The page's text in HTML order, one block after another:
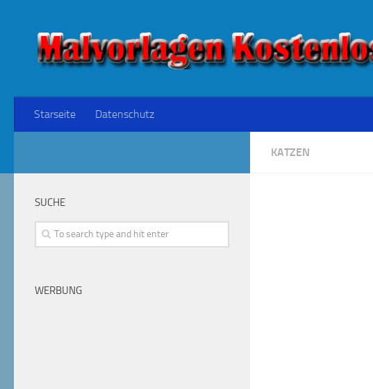
Starseite Datenschutz
KATZEN
SUCHE
WERBUNG